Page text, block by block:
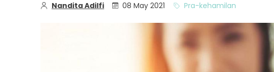
Nandita Adilfi 08 May 2021 Pra-kehamilan